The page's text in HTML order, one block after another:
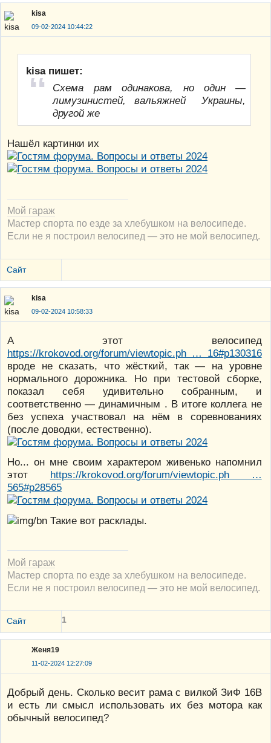
kisa
09-02-2024 10:44:22
kisa пишет:
Схема рам одинакова, но один —
лимузинистей, вальяжней Украины,
другой же
Нашёл картинки их
Мой гараж
Мастер спорта по езде за хлебушком на велосипеде.
Если не я построил велосипед — это не мой велосипед.
Сайт
kisa
09-02-2024 10:58:33
А этот велосипед
https://krokovod.org/forum/viewtopic.ph … 16#p130316
вроде не сказать, что жёсткий, так — на уровне
нормального дорожника. Но при тестовой сборке,
показал себя удивительно собранным, и
соответственно — динамичным . В итоге коллега не
без успеха участвовал на нём в соревнованиях
(после доводки, естественно).
Но... он мне своим характером живенько напомнил
этот https://krokovod.org/forum/viewtopic.ph …
565#p28565
Такие вот расклады.
Мой гараж
Мастер спорта по езде за хлебушком на велосипеде.
Если не я построил велосипед — это не мой велосипед.
Сайт 1
Женя19
11-02-2024 12:27:09
Добрый день. Сколько весит рама с вилкой ЗиФ 16В
и есть ли смысл использовать их без мотора как
обычный велосипед?